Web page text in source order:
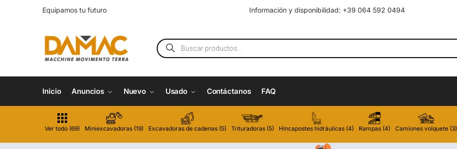
Equipamos tu futuro Información y disponibilidad: +39 064 592 0494
Inicio Anuncios Nuevo Usado Contáctanos FAQ
Ver todo (69) Miniexcavadoras (19) Excavadoras de cadenas (5) Trituradoras (5) Hincapostes hidráulicas (4) Rampas (4) Camiones volquete (3)